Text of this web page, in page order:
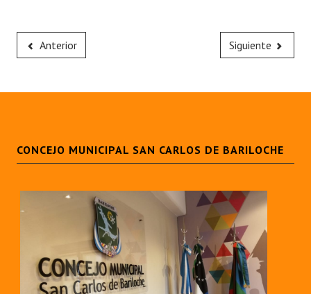
Anterior Siguiente
CONCEJO MUNICIPAL SAN CARLOS DE BARILOCHE